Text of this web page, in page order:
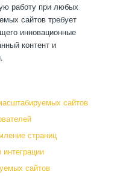
работу при любых
сайтов требует
инновационные
контент и
сайтов
страниц
сайтов